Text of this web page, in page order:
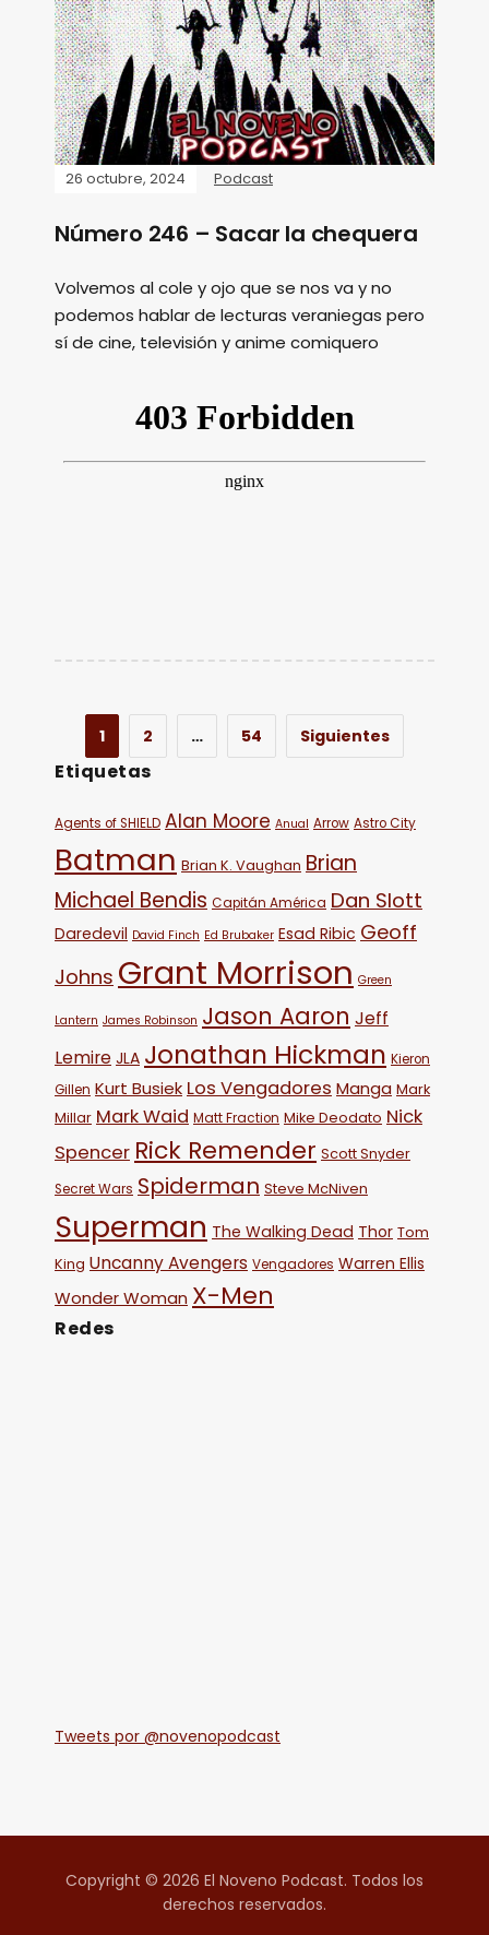
26 octubre, 2024 Podcast
Número 246 – Sacar la chequera
Volvemos al cole y ojo que se nos va y no
podemos hablar de lecturas veraniegas pero
sí de cine, televisión y anime comiquero
1 2 … 54 Siguientes
Etiquetas
Agents of SHIELD Alan Moore Anual Arrow Astro City
Batman Brian K. Vaughan Brian
Michael Bendis Capitán América Dan Slott
Daredevil David Finch Ed Brubaker Esad Ribic Geoff
Johns Grant Morrison Green
Lantern James Robinson Jason Aaron Jeff
Lemire JLA Jonathan Hickman Kieron
Gillen Kurt Busiek Los Vengadores Manga Mark
Millar Mark Waid Matt Fraction Mike Deodato Nick
Spencer Rick Remender Scott Snyder
Secret Wars Spiderman Steve McNiven
Superman The Walking Dead Thor Tom
King Uncanny Avengers Vengadores Warren Ellis
Wonder Woman X-Men
Redes
Tweets por @novenopodcast
Copyright © 2026 El Noveno Podcast. Todos los
derechos reservados.